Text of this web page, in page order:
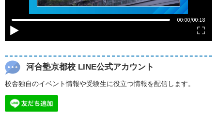
河合塾京都校 LINE公式アカウント
校舎独自のイベント情報や受験生に役立つ情報を配信します。